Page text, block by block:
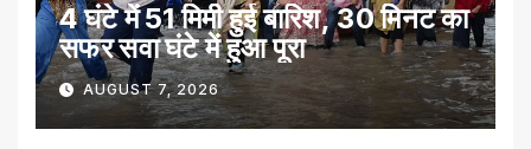
4 घंटे में 51 मिमी हुई बारिश, 30 मिनट का
सफर सवा घंटे में हुआ पूरा
AUGUST 7, 2026